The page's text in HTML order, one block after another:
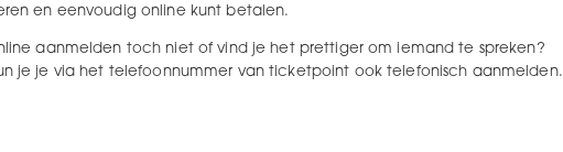
en eenvoudig online kunt betalen.
aanmelden toch niet of vind je het prettiger om iemand te spreken?
je je via het telefoonnummer van ticketpoint ook telefonisch aanmelden.